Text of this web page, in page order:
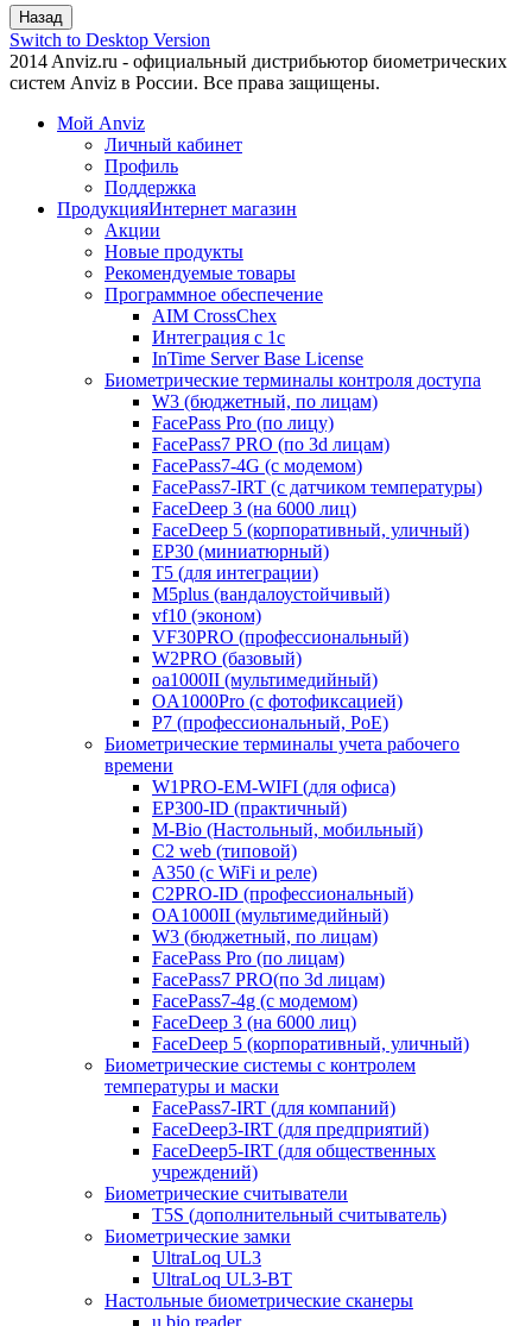
Switch to Desktop Version
2014 Anviz.ru - официальный дистрибьютор биометрических
систем Anviz в России. Все права защищены.
Мой Anviz
Личный кабинет
Профиль
Поддержка
ПродукцияИнтернет магазин
Акции
Новые продукты
Рекомендуемые товары
Программное обеспечение
AIM CrossChex
Интеграция с 1с
InTime Server Base License
Биометрические терминалы контроля доступа
W3 (бюджетный, по лицам)
FacePass Pro (по лицу)
FacePass7 PRO (по 3d лицам)
FacePass7-4G (с модемом)
FacePass7-IRT (с датчиком температуры)
FaceDeep 3 (на 6000 лиц)
FaceDeep 5 (корпоративный, уличный)
EP30 (миниатюрный)
T5 (для интеграции)
M5plus (вандалоустойчивый)
vf10 (эконом)
VF30PRO (профессиональный)
W2PRO (базовый)
oa1000II (мультимедийный)
OA1000Pro (с фотофиксацией)
P7 (профессиональный, PoE)
Биометрические терминалы учета рабочего
времени
W1PRO-EM-WIFI (для офиса)
EP300-ID (практичный)
M-Bio (Настольный, мобильный)
С2 web (типовой)
A350 (с WiFi и реле)
C2PRO-ID (профессиональный)
OA1000II (мультимедийный)
W3 (бюджетный, по лицам)
FacePass Pro (по лицам)
FacePass7 PRO(по 3d лицам)
FacePass7-4g (с модемом)
FaceDeep 3 (на 6000 лиц)
FaceDeep 5 (корпоративный, уличный)
Биометрические системы с контролем
температуры и маски
FacePass7-IRT (для компаний)
FaceDeep3-IRT (для предприятий)
FaceDeep5-IRT (для общественных
учреждений)
Биометрические считыватели
T5S (дополнительный считыватель)
Биометрические замки
UltraLoq UL3
UltraLoq UL3-BT
Настольные биометрические сканеры